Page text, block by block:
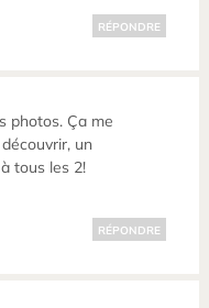
RÉPONDRE
photos. Ça me
un
tous les 2!
RÉPONDRE